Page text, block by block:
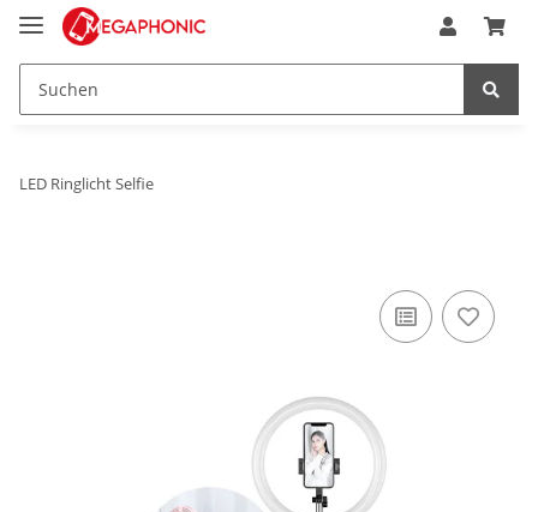
LED Ringlicht Selfie